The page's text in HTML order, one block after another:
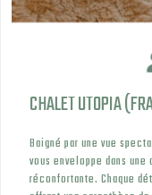
CHALET UTOPIA
Baigné par une vue
vous enveloppe dans
réconfortante. Chaque